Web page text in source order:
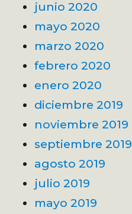
junio 2020
mayo 2020
marzo 2020
febrero 2020
enero 2020
diciembre 2019
noviembre 2019
septiembre 2019
agosto 2019
julio 2019
mayo 2019